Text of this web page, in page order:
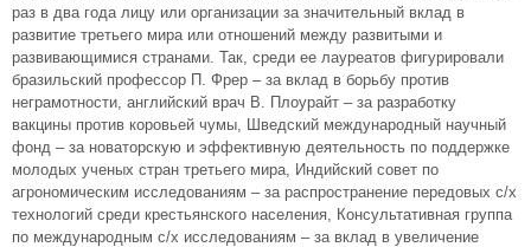
раз в два года лицу или организации за значительный вклад в
развитие третьего мира или отношений между развитыми и
развивающимися странами. Так, среди ее лауреатов фигурировали
бразильский профессор П. Фрер – за вклад в борьбу против
неграмотности, английский врач В. Плоурайт – за разработку
вакцины против коровьей чумы, Шведский международный научный
фонд – за новаторскую и эффективную деятельность по поддержке
молодых ученых стран третьего мира, Индийский совет по
агрономическим исследованиям – за распространение передовых с/х
технологий среди крестьянского населения, Консультативная группа
по международным с/х исследованиям – за вклад в увеличение